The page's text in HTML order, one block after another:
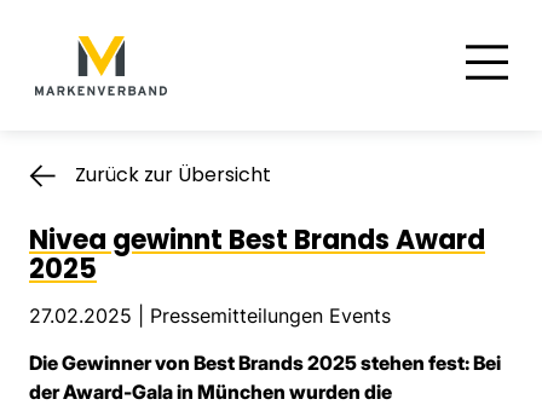
Hauptnavigation
Zurück zur Übersicht
Nivea gewinnt Best Brands Award
2025
27.02.2025 | Pressemitteilungen Events
Die Gewinner von Best Brands 2025 stehen fest: Bei
der Award-Gala in München wurden die